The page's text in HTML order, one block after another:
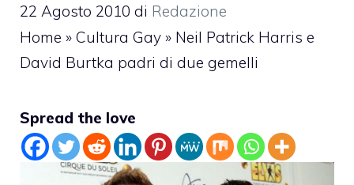
22 Agosto 2010 di Redazione
Home » Cultura Gay » Neil Patrick Harris e
David Burtka padri di due gemelli
Spread the love